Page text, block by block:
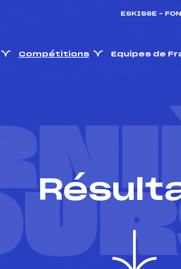
ESKISSE –
Compétitions Equipes de